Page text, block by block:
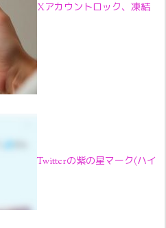
Xアカウントロック、凍結
Twitterの紫の星マーク(ハイ